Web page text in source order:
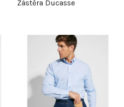
Zástěra Ducasse